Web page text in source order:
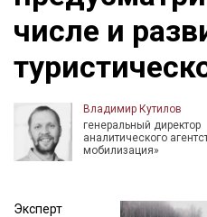
Мурзилка
числе и
Владимир Кутилов
генеральный директор
аналитического
мобилизация»
Эксперт